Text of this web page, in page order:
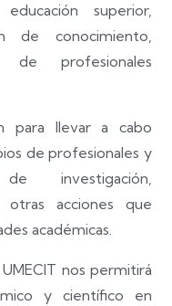
superior,
de conocimiento,
de profesionales
para llevar a cabo
de profesionales y
investigación,
otras acciones que
académicas.
nos permitirá
y científico en